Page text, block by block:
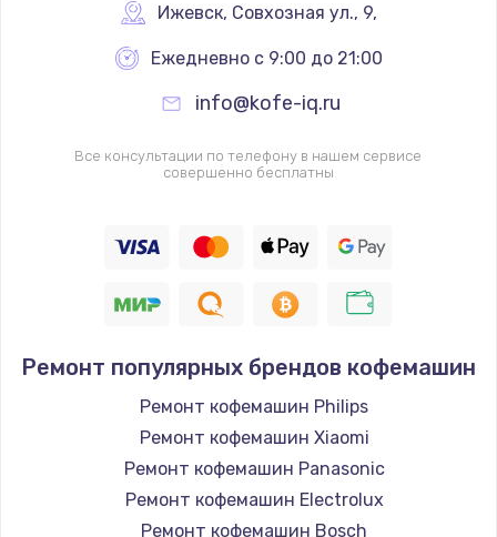
Ижевск, Совхозная ул., 9,
Ежедневно с 9:00 до 21:00
info@kofe-iq.ru
Все консультации по телефону в нашем сервисе
совершенно бесплатны
Ремонт популярных брендов кофемашин
Ремонт кофемашин Philips
Ремонт кофемашин Xiaomi
Ремонт кофемашин Panasonic
Ремонт кофемашин Electrolux
Ремонт кофемашин Bosch